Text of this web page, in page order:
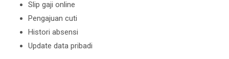
Slip gaji online
Pengajuan cuti
Histori absensi
Update data pribadi